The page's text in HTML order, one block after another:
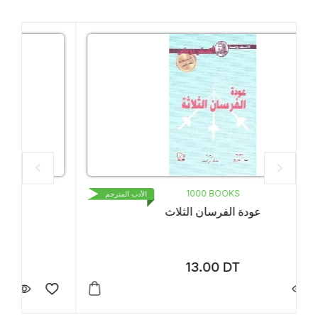
1000 BOOKS
عودة الفرسان الثلاث
الأدب المترجم